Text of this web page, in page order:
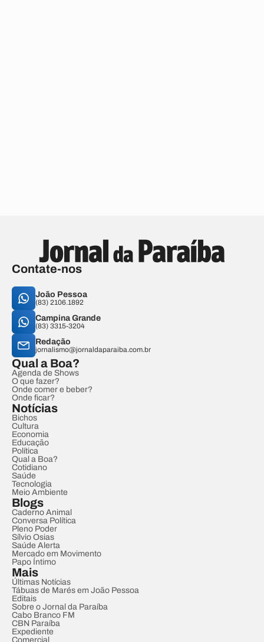
Contate-nos
João Pessoa
(83) 2106.1892
Campina Grande
(83) 3315-3204
Redação
jornalismo@jornaldaparaiba.com.br
Qual a Boa?
Agenda de Shows
O que fazer?
Onde comer e beber?
Onde ficar?
Notícias
Bichos
Cultura
Economia
Educação
Política
Qual a Boa?
Cotidiano
Saúde
Tecnologia
Meio Ambiente
Blogs
Caderno Animal
Conversa Política
Pleno Poder
Sílvio Osias
Saúde Alerta
Mercado em Movimento
Papo Íntimo
Mais
Últimas Notícias
Tábuas de Marés em João Pessoa
Editais
Sobre o Jornal da Paraíba
Cabo Branco FM
CBN Paraíba
Expediente
Comercial